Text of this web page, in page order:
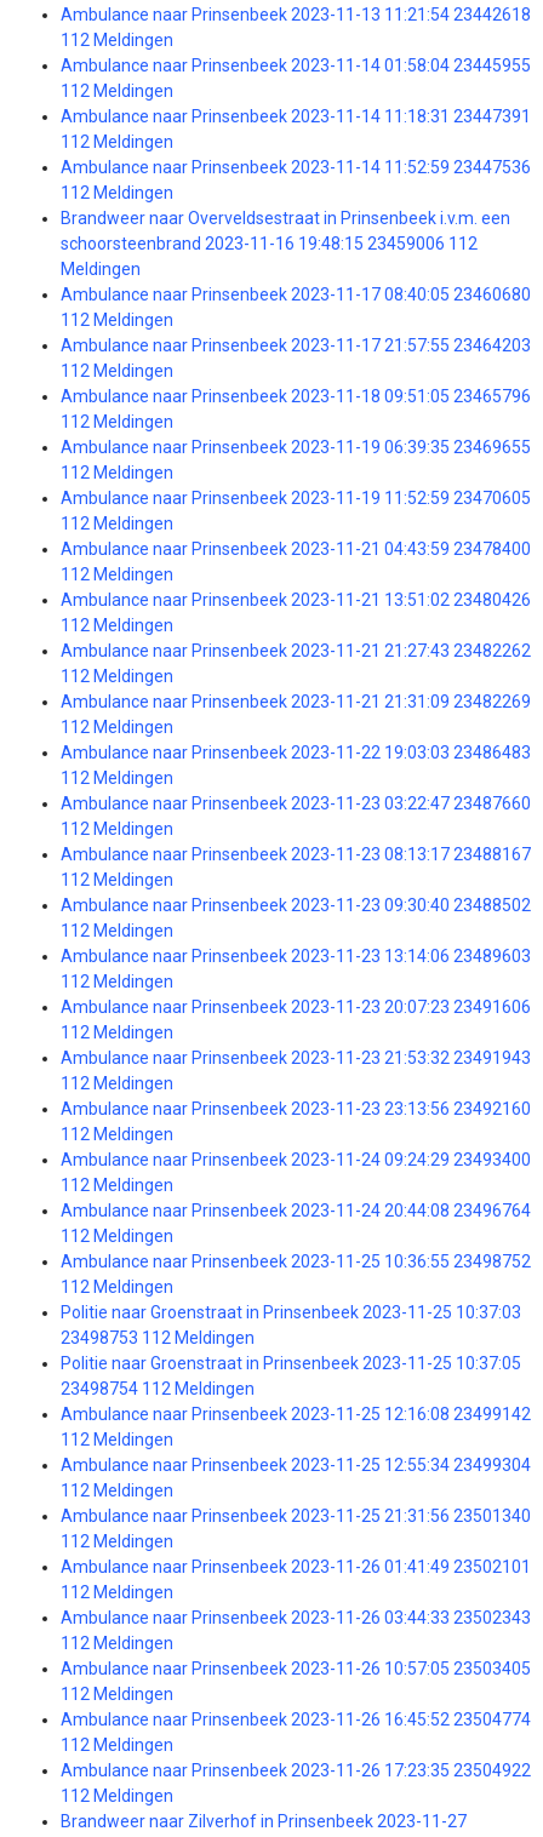
Ambulance naar Prinsenbeek 2023-11-13 11:21:54 23442618
112 Meldingen
Ambulance naar Prinsenbeek 2023-11-14 01:58:04 23445955
112 Meldingen
Ambulance naar Prinsenbeek 2023-11-14 11:18:31 23447391
112 Meldingen
Ambulance naar Prinsenbeek 2023-11-14 11:52:59 23447536
112 Meldingen
Brandweer naar Overveldsestraat in Prinsenbeek i.v.m. een
schoorsteenbrand 2023-11-16 19:48:15 23459006 112
Meldingen
Ambulance naar Prinsenbeek 2023-11-17 08:40:05 23460680
112 Meldingen
Ambulance naar Prinsenbeek 2023-11-17 21:57:55 23464203
112 Meldingen
Ambulance naar Prinsenbeek 2023-11-18 09:51:05 23465796
112 Meldingen
Ambulance naar Prinsenbeek 2023-11-19 06:39:35 23469655
112 Meldingen
Ambulance naar Prinsenbeek 2023-11-19 11:52:59 23470605
112 Meldingen
Ambulance naar Prinsenbeek 2023-11-21 04:43:59 23478400
112 Meldingen
Ambulance naar Prinsenbeek 2023-11-21 13:51:02 23480426
112 Meldingen
Ambulance naar Prinsenbeek 2023-11-21 21:27:43 23482262
112 Meldingen
Ambulance naar Prinsenbeek 2023-11-21 21:31:09 23482269
112 Meldingen
Ambulance naar Prinsenbeek 2023-11-22 19:03:03 23486483
112 Meldingen
Ambulance naar Prinsenbeek 2023-11-23 03:22:47 23487660
112 Meldingen
Ambulance naar Prinsenbeek 2023-11-23 08:13:17 23488167
112 Meldingen
Ambulance naar Prinsenbeek 2023-11-23 09:30:40 23488502
112 Meldingen
Ambulance naar Prinsenbeek 2023-11-23 13:14:06 23489603
112 Meldingen
Ambulance naar Prinsenbeek 2023-11-23 20:07:23 23491606
112 Meldingen
Ambulance naar Prinsenbeek 2023-11-23 21:53:32 23491943
112 Meldingen
Ambulance naar Prinsenbeek 2023-11-23 23:13:56 23492160
112 Meldingen
Ambulance naar Prinsenbeek 2023-11-24 09:24:29 23493400
112 Meldingen
Ambulance naar Prinsenbeek 2023-11-24 20:44:08 23496764
112 Meldingen
Ambulance naar Prinsenbeek 2023-11-25 10:36:55 23498752
112 Meldingen
Politie naar Groenstraat in Prinsenbeek 2023-11-25 10:37:03
23498753 112 Meldingen
Politie naar Groenstraat in Prinsenbeek 2023-11-25 10:37:05
23498754 112 Meldingen
Ambulance naar Prinsenbeek 2023-11-25 12:16:08 23499142
112 Meldingen
Ambulance naar Prinsenbeek 2023-11-25 12:55:34 23499304
112 Meldingen
Ambulance naar Prinsenbeek 2023-11-25 21:31:56 23501340
112 Meldingen
Ambulance naar Prinsenbeek 2023-11-26 01:41:49 23502101
112 Meldingen
Ambulance naar Prinsenbeek 2023-11-26 03:44:33 23502343
112 Meldingen
Ambulance naar Prinsenbeek 2023-11-26 10:57:05 23503405
112 Meldingen
Ambulance naar Prinsenbeek 2023-11-26 16:45:52 23504774
112 Meldingen
Ambulance naar Prinsenbeek 2023-11-26 17:23:35 23504922
112 Meldingen
Brandweer naar Zilverhof in Prinsenbeek 2023-11-27